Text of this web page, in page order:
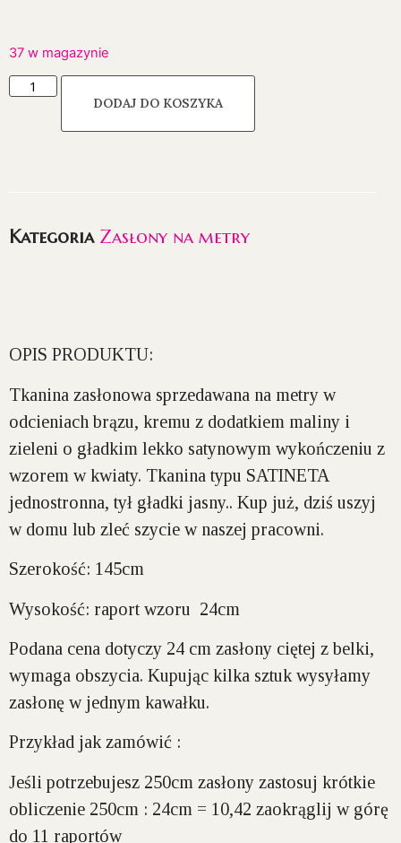
37 w magazynie
DODAJ DO KOSZYKA
Kategoria Zasłony na metry
OPIS PRODUKTU:
Tkanina zasłonowa sprzedawana na metry w
odcieniach brązu, kremu z dodatkiem maliny i
zieleni o gładkim lekko satynowym wykończeniu z
wzorem w kwiaty. Tkanina typu SATINETA
jednostronna, tył gładki jasny.. Kup już, dziś uszyj
w domu lub zleć szycie w naszej pracowni.
Szerokość: 145cm
Wysokość: raport wzoru 24cm
Podana cena dotyczy 24 cm zasłony ciętej z belki,
wymaga obszycia. Kupując kilka sztuk wysyłamy
zasłonę w jednym kawałku.
Przykład jak zamówić :
Jeśli potrzebujesz 250cm zasłony zastosuj krótkie
obliczenie 250cm : 24cm = 10,42 zaokrąglij w górę
do 11 raportów